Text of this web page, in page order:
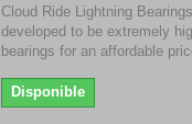
Cloud Ride Lightning
developed to be extremely
bearings for an affordable
Disponible